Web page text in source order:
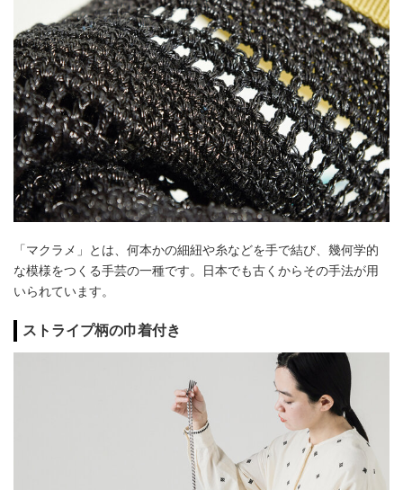
「マクラメ」とは、何本かの細紐や糸などを手で結び、幾何学的
な模様をつくる手芸の一種です。日本でも古くからその手法が用
いられています。
ストライプ柄の巾着付き